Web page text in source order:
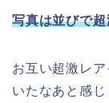
写真は並びで
お互い超激レ
いたなあと感じ